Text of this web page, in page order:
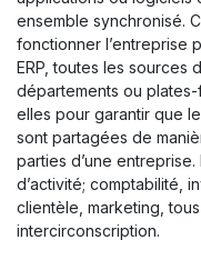
ensemble synchronisé.
fonctionner l’entreprise
ERP, toutes les sources
départements ou
elles pour garantir que
sont partagées de
parties d’une
d’activité; comptabilité,
clientèle, marketing,
intercirconscription.